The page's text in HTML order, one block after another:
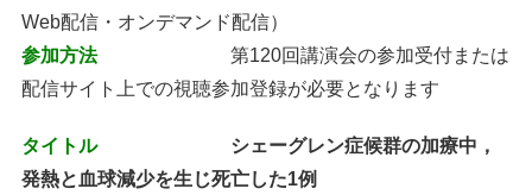
Web配信・オンデマンド配信）
参加方法第120回講演会の参加受付または
配信サイト上での視聴参加登録が必要となります
タイトル シェーグレン症候群の加療中，
発熱と血球減少を生じ死亡した1例